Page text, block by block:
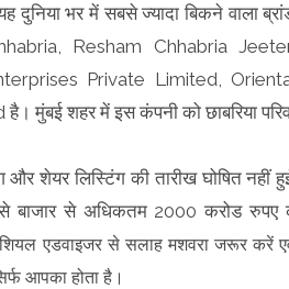
भर में सबसे ज्यादा बिकने वाला
Resham Chhabria
Private Limited,
शहर में इस कंपनी को छाबरिया
लिस्टिंग की तारीख घोषित नहीं हुई
से बाजार से अधिकतम 2000 करोड
एडवाइजर से सलाह मशवरा जरूर करें
आपका होता है।